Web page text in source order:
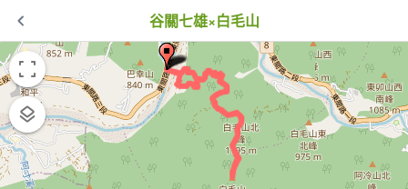
谷關七雄×白毛山